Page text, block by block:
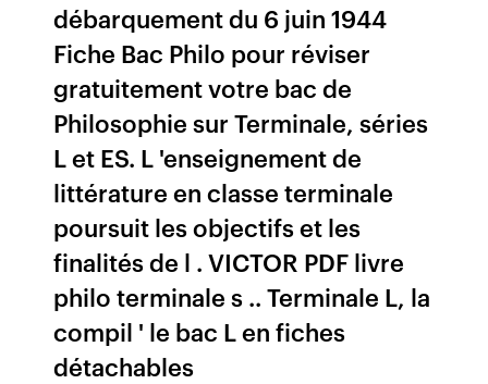
débarquement du 6 juin 1944
Fiche Bac Philo pour réviser
gratuitement votre bac de
Philosophie sur Terminale, séries
L et ES. L 'enseignement de
littérature en classe terminale
poursuit les objectifs et les
finalités de l . VICTOR PDF livre
philo terminale s .. Terminale L, la
compil ' le bac L en fiches
détachables